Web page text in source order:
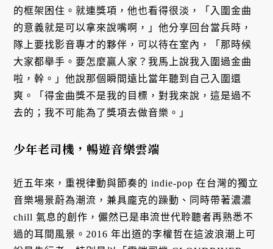
的框架困住。就連獎項，他也看得很淡，「入圍金曲
的意義就是可以拿來說嘴啊，」他分享回台當兵時，
隊上要找影音專才的夥伴，可以待在室內，「那時候
大家都舉手。要怎麼贏人家？我馬上說我入圍過金曲
啦，幹。」他說那個瞬間遠比當年聽到自己入圍還
爽。「得金曲獎不是我的目標，對我來說，這是過不
去的；我不可能為了獎項去做音樂。」
少年老司機，暢遊音樂雲端
近五年來，重視律動與節奏的 indie-pop 在台灣的獨立
音樂場景蔚為潮流，兼具龐克的躁動、同時帶著濃濃
chill 氣息的創作，儼然已是串流世代聆聽者再熟悉不
過的耳間風景。2016 年出道的李權哲在這波浪潮上可